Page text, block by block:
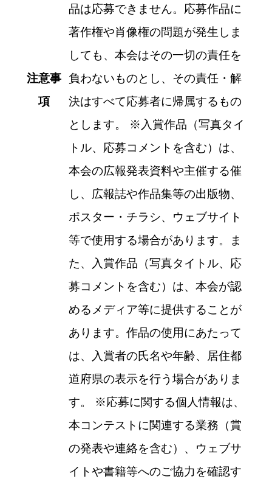
注意事
項
品は応募できません。応募作品に
著作権や肖像権の問題が発生しま
しても、本会はその一切の責任を
負わないものとし、その責任・解
決はすべて応募者に帰属するもの
とします。
※ 入賞作品（写真タイ
トル、応募コメントを含む）は、
本会の広報発表資料や主催する催
し、広報誌や作品集等の出版物、
ポスター・チラシ、ウェブサイト
等で使用する場合があります。ま
た、入賞作品（写真タイトル、応
募コメントを含む）は、本会が認
めるメディア等に提供することが
あります。作品の使用にあたって
は、入賞者の氏名や年齢、居住都
道府県の表示を行う場合がありま
す。
※応募に関する個人情報は、
本コンテストに関連する業務（賞
の発表や連絡を含む）、ウェブサ
イトや書籍等へのご協力を確認す